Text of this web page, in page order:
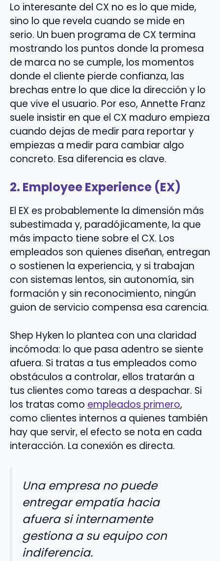
Lo interesante del CX no es lo que mide,
sino lo que revela cuando se mide en
serio. Un buen programa de CX termina
mostrando los puntos donde la promesa
de marca no se cumple, los momentos
donde el cliente pierde confianza, las
brechas entre lo que dice la dirección y lo
que vive el usuario. Por eso, Annette Franz
suele insistir en que el CX maduro empieza
cuando dejas de medir para reportar y
empiezas a medir para cambiar algo
concreto. Esa diferencia es clave.
2. Employee Experience (EX)
El EX es probablemente la dimensión más
subestimada y, paradójicamente, la que
más impacto tiene sobre el CX. Los
empleados son quienes diseñan, entregan
o sostienen la experiencia, y si trabajan
con sistemas lentos, sin autonomía, sin
formación y sin reconocimiento, ningún
guion de servicio compensa esa carencia.
Shep Hyken lo plantea con una claridad
incómoda: lo que pasa adentro se siente
afuera. Si tratas a tus empleados como
obstáculos a controlar, ellos tratarán a
tus clientes como tareas a despachar. Si
los tratas como empleados primero,
como clientes internos a quienes también
hay que servir, el efecto se nota en cada
interacción. La conexión es directa.
Una empresa no puede
entregar empatía hacia
afuera si internamente
gestiona a su equipo con
indiferencia.